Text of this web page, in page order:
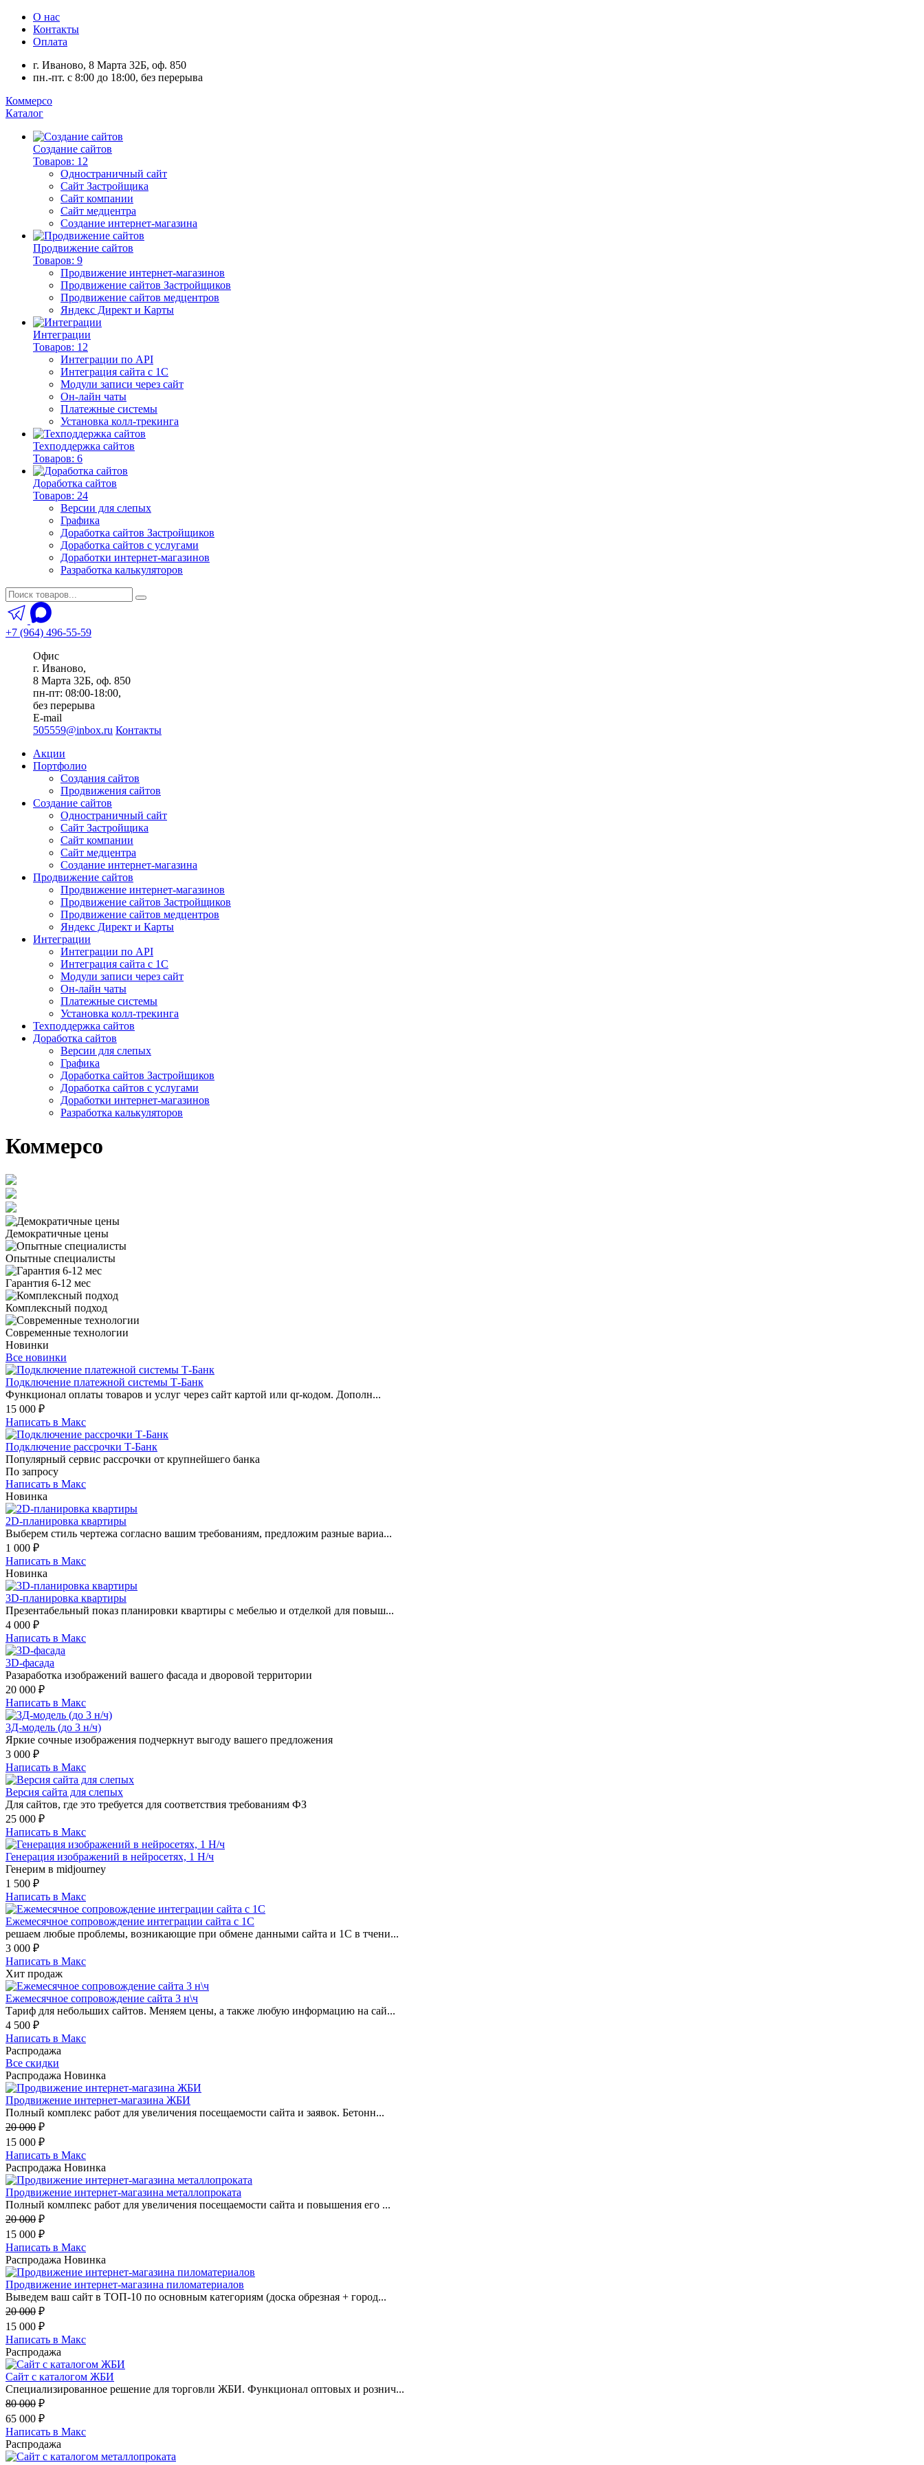
О нас
Контакты
Оплата
г. Иваново, 8 Марта 32Б, оф. 850
пн.-пт. с 8:00 до 18:00, без перерыва
Коммерсо
Каталог
Создание сайтов
Товаров: 12
Одностраничный сайт
Сайт Застройщика
Сайт компании
Сайт медцентра
Создание интернет-магазина
Продвижение сайтов
Товаров: 9
Продвижение интернет-магазинов
Продвижение сайтов Застройщиков
Продвижение сайтов медцентров
Яндекс Директ и Карты
Интеграции
Товаров: 12
Интеграции по API
Интеграция сайта с 1С
Модули записи через сайт
Он-лайн чаты
Платежные системы
Установка колл-трекинга
Техподдержка сайтов
Товаров: 6
Доработка сайтов
Товаров: 24
Версии для слепых
Графика
Доработка сайтов Застройщиков
Доработка сайтов с услугами
Доработки интернет-магазинов
Разработка калькуляторов
+7 (964) 496-55-59
Офис
г. Иваново,
8 Марта 32Б, оф. 850
пн-пт: 08:00-18:00,
без перерыва
E-mail
505559@inbox.ru Контакты
Акции
Портфолио
Создания сайтов
Продвижения сайтов
Создание сайтов
Одностраничный сайт
Сайт Застройщика
Сайт компании
Сайт медцентра
Создание интернет-магазина
Продвижение сайтов
Продвижение интернет-магазинов
Продвижение сайтов Застройщиков
Продвижение сайтов медцентров
Яндекс Директ и Карты
Интеграции
Интеграции по API
Интеграция сайта с 1С
Модули записи через сайт
Он-лайн чаты
Платежные системы
Установка колл-трекинга
Техподдержка сайтов
Доработка сайтов
Версии для слепых
Графика
Доработка сайтов Застройщиков
Доработка сайтов с услугами
Доработки интернет-магазинов
Разработка калькуляторов
Коммерсо
Демократичные цены
Опытные специалисты
Гарантия 6-12 мес
Комплексный подход
Современные технологии
Новинки
Все новинки
Подключение платежной системы Т-Банк
Функционал оплаты товаров и услуг через сайт картой или qr-кодом. Дополн...
15 000 ₽
Написать в Макс
Подключение рассрочки Т-Банк
Популярный сервис рассрочки от крупнейшего банка
По запросу
Написать в Макс
Новинка
2D-планировка квартиры
Выберем стиль чертежа согласно вашим требованиям, предложим разные вариа...
1 000 ₽
Написать в Макс
Новинка
3D-планировка квартиры
Презентабельный показ планировки квартиры с мебелью и отделкой для повыш...
4 000 ₽
Написать в Макс
3D-фасада
Разаработка изображений вашего фасада и дворовой территории
20 000 ₽
Написать в Макс
3Д-модель (до 3 н/ч)
Яркие сочные изображения подчеркнут выгоду вашего предложения
3 000 ₽
Написать в Макс
Версия сайта для слепых
Для сайтов, где это требуется для соответствия требованиям ФЗ
25 000 ₽
Написать в Макс
Генерация изображений в нейросетях, 1 Н/ч
Генерим в midjourney
1 500 ₽
Написать в Макс
Ежемесячное сопровождение интеграции сайта с 1С
решаем любые проблемы, возникающие при обмене данными сайта и 1С в тчени...
3 000 ₽
Написать в Макс
Хит продаж
Ежемесячное сопровождение сайта 3 н\ч
Тариф для небольших сайтов. Меняем цены, а также любую информацию на сай...
4 500 ₽
Написать в Макс
Распродажа
Все скидки
Распродажа Новинка
Продвижение интернет-магазина ЖБИ
Полный комплекс работ для увеличения посещаемости сайта и заявок. Бетонн...
20 000 ₽
15 000 ₽
Написать в Макс
Распродажа Новинка
Продвижение интернет-магазина металлопроката
Полный комлпекс работ для увеличения посещаемости сайта и повышения его ...
20 000 ₽
15 000 ₽
Написать в Макс
Распродажа Новинка
Продвижение интернет-магазина пиломатериалов
Выведем ваш сайт в ТОП-10 по основным категориям (доска обрезная + город...
20 000 ₽
15 000 ₽
Написать в Макс
Распродажа
Сайт с каталогом ЖБИ
Специализированное решение для торговли ЖБИ. Функционал оптовых и рознич...
80 000 ₽
65 000 ₽
Написать в Макс
Распродажа